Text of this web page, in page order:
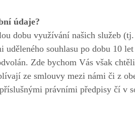
údaje?
dobu využívání našich služeb
uděleného souhlasu po dobu 10
Zde bychom Vás však
ze smlouvy mezi námi či z
právními předpisy čí v